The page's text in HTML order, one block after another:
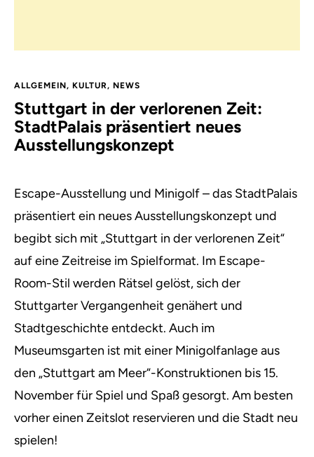
ALLGEMEIN, KULTUR, NEWS
Stuttgart in der verlorenen Zeit:
StadtPalais präsentiert neues
Ausstellungskonzept
Escape-Ausstellung und Minigolf – das StadtPalais
präsentiert ein neues Ausstellungskonzept und
begibt sich mit „Stuttgart in der verlorenen Zeit“
auf eine Zeitreise im Spielformat. Im Escape-
Room-Stil werden Rätsel gelöst, sich der
Stuttgarter Vergangenheit genähert und
Stadtgeschichte entdeckt. Auch im
Museumsgarten ist mit einer Minigolfanlage aus
den „Stuttgart am Meer“-Konstruktionen bis 15.
November für Spiel und Spaß gesorgt. Am besten
vorher einen Zeitslot reservieren und die Stadt neu
spielen!